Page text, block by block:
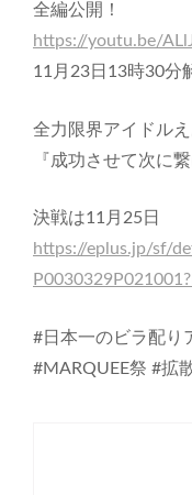
全編公開！
https://youtu.be/
11月23日13時30分
全力限界アイドル
『成功させて次に
決戦は11月25日
https://eplus.jp/sf/
#日本一のビラ配り
#MARQUEE祭 #拡